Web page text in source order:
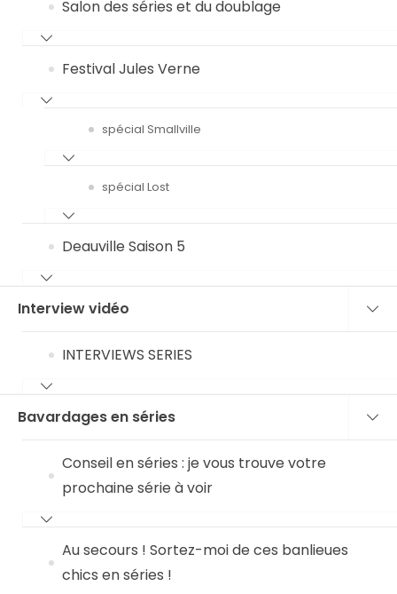
Salon des séries et du doublage
Festival Jules Verne
spécial Smallville
spécial Lost
Deauville Saison 5
Interview vidéo
INTERVIEWS SERIES
Bavardages en séries
Conseil en séries : je vous trouve votre
prochaine série à voir
Au secours ! Sortez-moi de ces banlieues
chics en séries !